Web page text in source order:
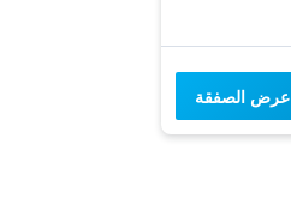
عرض الصفقة